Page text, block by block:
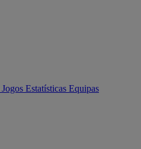
Jogos Estatísticas Equipas